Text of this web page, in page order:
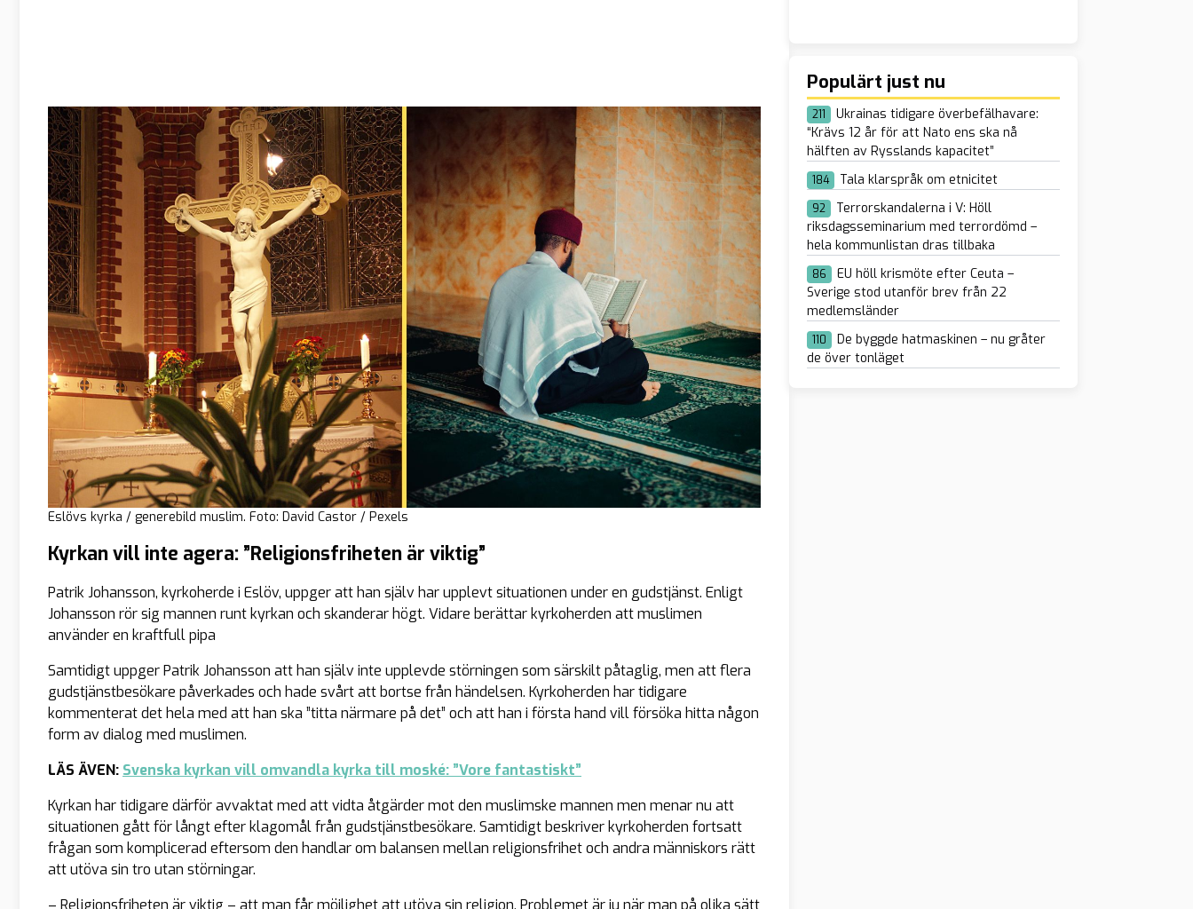
Eslövs kyrka / generebild muslim. Foto: David Castor / Pexels
Kyrkan vill inte agera: ”Religionsfriheten är viktig”
Patrik Johansson, kyrkoherde i Eslöv, uppger att han själv har upplevt situationen under en gudstjänst. Enligt
Johansson rör sig mannen runt kyrkan och skanderar högt. Vidare berättar kyrkoherden att muslimen
använder en kraftfull pipa
Samtidigt uppger Patrik Johansson att han själv inte upplevde störningen som särskilt påtaglig, men att flera
gudstjänstbesökare påverkades och hade svårt att bortse från händelsen. Kyrkoherden har tidigare
kommenterat det hela med att han ska ”titta närmare på det” och att han i första hand vill försöka hitta någon
form av dialog med muslimen.
LÄS ÄVEN: Svenska kyrkan vill omvandla kyrka till moské: ”Vore fantastiskt”
Kyrkan har tidigare därför avvaktat med att vidta åtgärder mot den muslimske mannen men menar nu att
situationen gått för långt efter klagomål från gudstjänstbesökare. Samtidigt beskriver kyrkoherden fortsatt
frågan som komplicerad eftersom den handlar om balansen mellan religionsfrihet och andra människors rätt
att utöva sin tro utan störningar.
– Religionsfriheten är viktig – att man får möjlighet att utöva sin religion. Problemet är ju när man på olika sätt
Populärt just nu
211
Ukrainas tidigare överbefälhavare:
“Krävs 12 år för att Nato ens ska nå
hälften av Rysslands kapacitet”
184 Tala klarspråk om etnicitet
92
Terrorskandalerna i V: Höll
riksdagsseminarium med terrordömd –
hela kommunlistan dras tillbaka
86
EU höll krismöte efter Ceuta –
Sverige stod utanför brev från 22
medlemsländer
110
De byggde hatmaskinen – nu gråter
de över tonläget